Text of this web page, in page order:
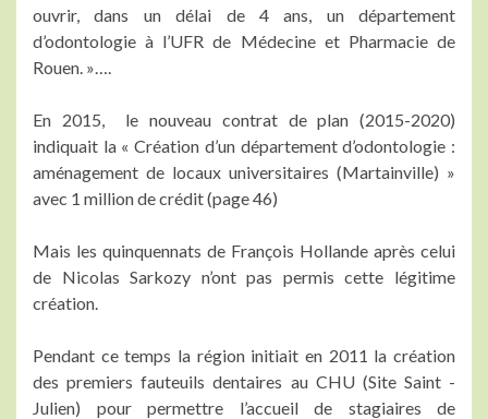
ouvrir, dans un délai de 4 ans, un département
d’odontologie à l’UFR de Médecine et Pharmacie de
Rouen. »….
En 2015, le nouveau contrat de plan (2015-2020)
indiquait la « Création d’un département d’odontologie :
aménagement de locaux universitaires (Martainville) »
avec 1 million de crédit (page 46)
Mais les quinquennats de François Hollande après celui
de Nicolas Sarkozy n’ont pas permis cette légitime
création.
Pendant ce temps la région initiait en 2011 la création
des premiers fauteuils dentaires au CHU (Site Saint -
Julien) pour permettre l’accueil de stagiaires de